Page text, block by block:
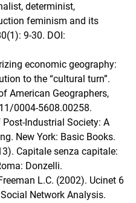
determinist,
feminism and its
9-30. DOI:
economic geography:
to the “cultural turn”.
American Geographers,
0004-5608.00258.
Industrial Society: A
New York: Basic Books.
Capitale senza capitale:
Donzelli.
L.C. (2002). Ucinet 6
Network Analysis.